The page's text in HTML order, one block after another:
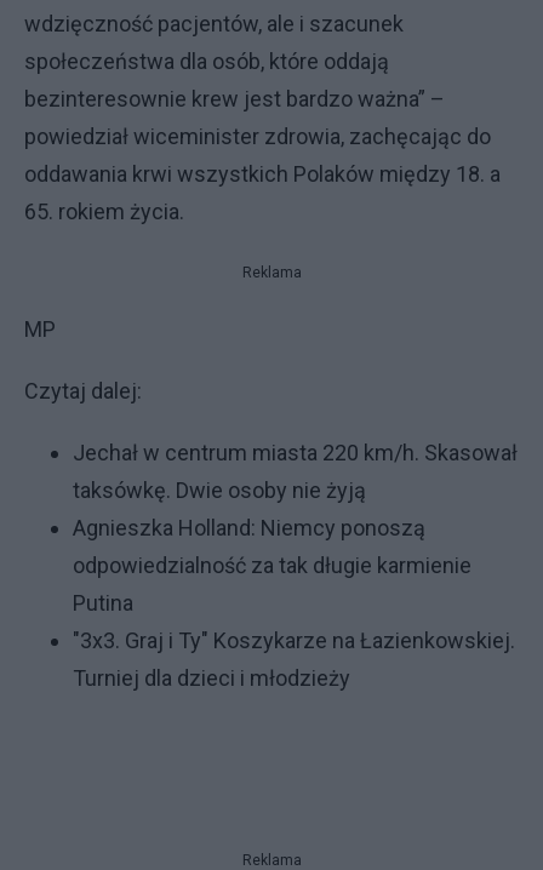
wdzięczność pacjentów, ale i szacunek
społeczeństwa dla osób, które oddają
bezinteresownie krew jest bardzo ważna” –
powiedział wiceminister zdrowia, zachęcając do
oddawania krwi wszystkich Polaków między 18. a
65. rokiem życia.
Reklama
MP
Czytaj dalej:
Jechał w centrum miasta 220 km/h. Skasował
taksówkę. Dwie osoby nie żyją
Agnieszka Holland: Niemcy ponoszą
odpowiedzialność za tak długie karmienie
Putina
"3x3. Graj i Ty" Koszykarze na Łazienkowskiej.
Turniej dla dzieci i młodzieży
Reklama